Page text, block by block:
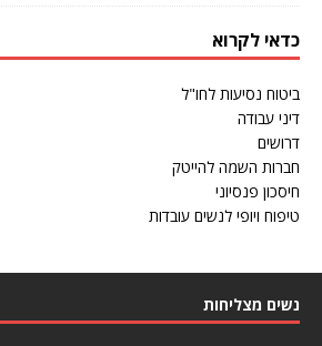
כדאי לקרוא
ביטוח נסיעות לחו"ל
דיני עבודה
דרושים
חברות השמה להייטק
חיסכון פנסיוני
טיפוח ויופי לנשים עובדות
נשים מצליחות